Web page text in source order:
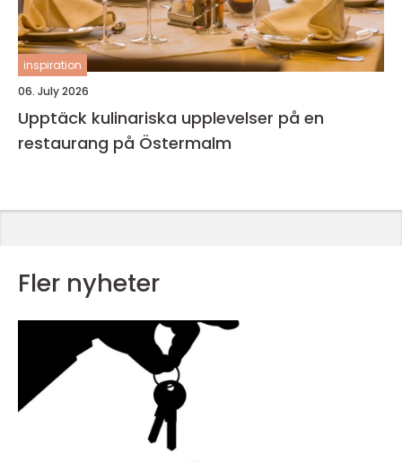
inspiration
06. July 2026
Upptäck kulinariska upplevelser på en
restaurang på Östermalm
Fler nyheter